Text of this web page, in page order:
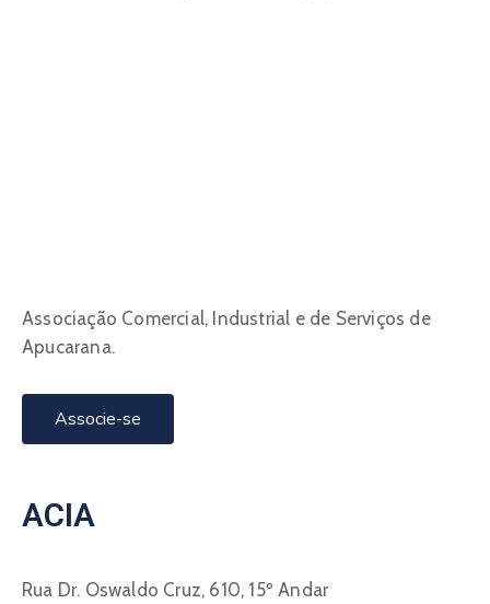
Associação Comercial, Industrial e de Serviços de
Apucarana.
Associe-se
ACIA
Rua Dr. Oswaldo Cruz, 610, 15º Andar